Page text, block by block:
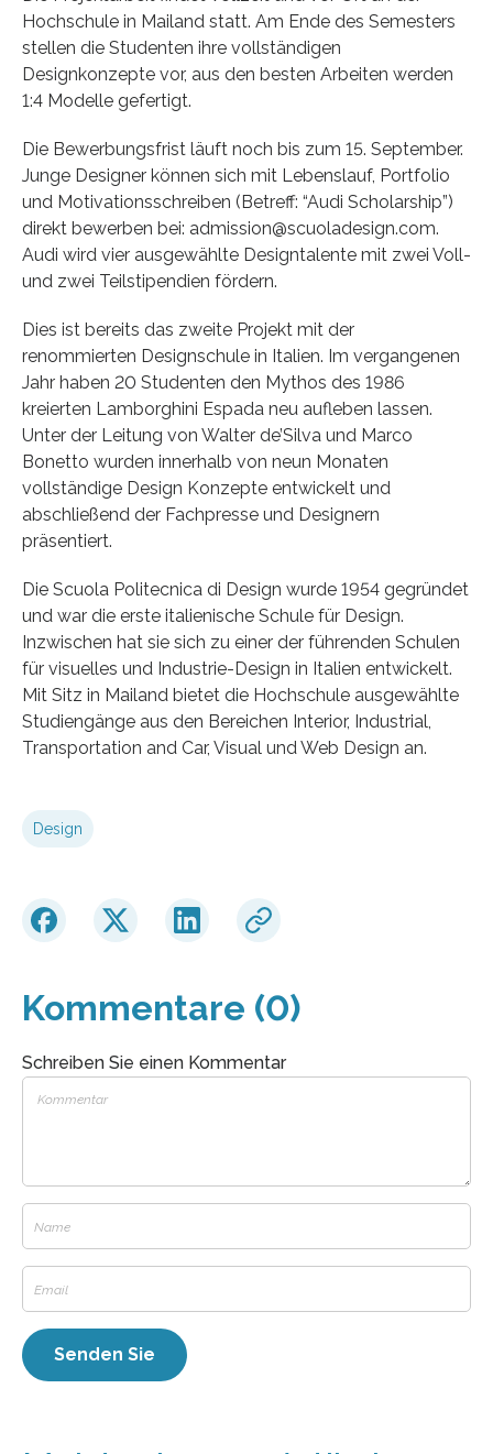
Hochschule in Mailand statt. Am Ende des Semesters
stellen die Studenten ihre vollständigen
Designkonzepte vor, aus den besten Arbeiten werden
1:4 Modelle gefertigt.
Die Bewerbungsfrist läuft noch bis zum 15. September.
Junge Designer können sich mit Lebenslauf, Portfolio
und Motivationsschreiben (Betreff: “Audi Scholarship”)
direkt bewerben bei: admission@scuoladesign.com.
Audi wird vier ausgewählte Designtalente mit zwei Voll-
und zwei Teilstipendien fördern.
Dies ist bereits das zweite Projekt mit der
renommierten Designschule in Italien. Im vergangenen
Jahr haben 20 Studenten den Mythos des 1986
kreierten Lamborghini Espada neu aufleben lassen.
Unter der Leitung von Walter de’Silva und Marco
Bonetto wurden innerhalb von neun Monaten
vollständige Design Konzepte entwickelt und
abschließend der Fachpresse und Designern
präsentiert.
Die Scuola Politecnica di Design wurde 1954 gegründet
und war die erste italienische Schule für Design.
Inzwischen hat sie sich zu einer der führenden Schulen
für visuelles und Industrie-Design in Italien entwickelt.
Mit Sitz in Mailand bietet die Hochschule ausgewählte
Studiengänge aus den Bereichen Interior, Industrial,
Transportation and Car, Visual und Web Design an.
Design
Kommentare (0)
Schreiben Sie einen Kommentar